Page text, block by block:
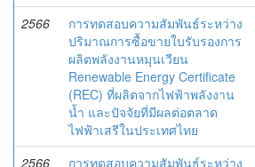
2566
การทดสอบความสัมพันธ์ระหว่าง
ปริมาณการซื้อขายใบรับรองการ
ผลิตพลังงานหมุนเวียน
Renewable Energy Certificate
(REC) ที่ผลิตจากไฟฟ้าพลังงาน
น้ำ และปัจจัยที่มีผลต่อตลาด
ไฟฟ้าเสรีในประเทศไทย
2566 การทดสอบความสัมพันธ์ระหว่าง